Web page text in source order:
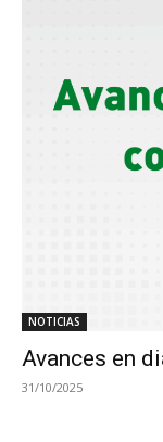
NOTICIAS
Avances en
31/10/2025